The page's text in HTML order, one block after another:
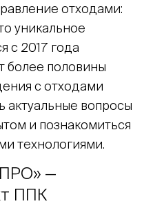
отходами:
уникальное
с 2017 года
более половины
с отходами
актуальные вопросы
и познакомиться
технологиями.
—
ППК